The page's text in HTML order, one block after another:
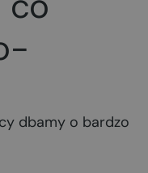
dbamy o bardzo